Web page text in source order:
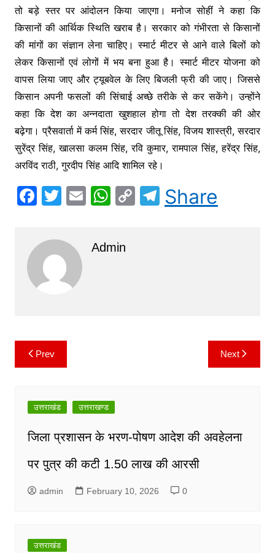
तो बड़े स्तर पर आंदोलन किया जाएगा। मनोज सोहीं ने कहा कि
किसानों की आर्थिक स्थिति खराब है। सरकार को गंभीरता से किसानों
की मांगों का संज्ञान लेना चाहिए। स्मार्ट मीटर से आने वाले बिलों को
लेकर किसानों एवं लोगों में भय बना हुआ है। स्मार्ट मीटर योजना को
वापस लिया जाए और ट्यूबवेल के लिए बिजली फ्री की जाए। जिससे
किसान अपनी फसलों की सिंचाई अच्छे तरीके से कर सकेंगे। उन्होंने
कहा कि देश का अन्नदाता खुशहाल होगा तो देश तरक्की की ओर
बढ़ेगा। प्रैसवार्ता में कर्म सिंह, सरदार जीतू सिंह, विजय शास्त्री, सरदार
सुरेंद्र सिंह, खालसा कलम सिंह, रवि कुमार, रामपाल सिंह, हरेंद्र सिंह,
अरविंद राठी, गुरदीप सिंह आदि शामिल रहे।
F
c
e
b
o
T
itt
er
E W
s
C T
el
Share
Admin
Post
navigation
Prev Next
उत्तराखंड उत्तराखण्ड
जिला प्रशासन के भरण-पोषण आदेश की अवहेलना
पर पुत्र की कटी 1.50 लाख की आरसी
admin February 10, 2026 0
उत्तराखंड